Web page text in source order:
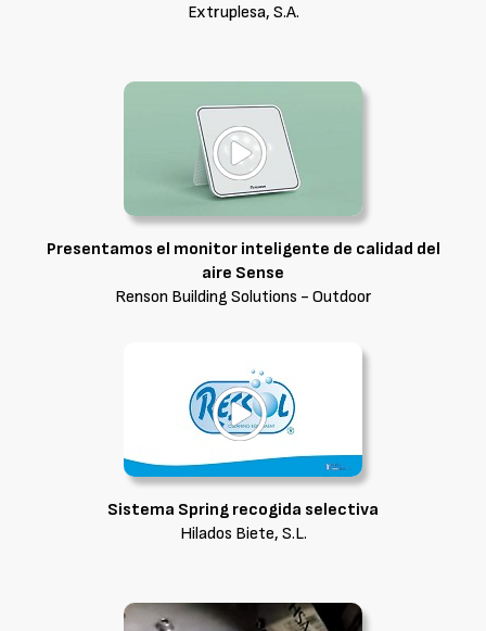
Extruplesa, S.A.
Presentamos el monitor inteligente de calidad del
aire Sense
Renson Building Solutions - Outdoor
Sistema Spring recogida selectiva
Hilados Biete, S.L.